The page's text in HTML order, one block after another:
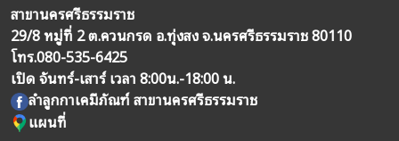
สาขานครศรีธรรมราช
29/8 หมู่ที่ 2 ต.ควนกรด อ.ทุ่งสง จ.นครศรีธรรมราช 80110
โทร.080-535-6425
เปิด จันทร์-เสาร์ เวลา 8:00น.-18:00 น.
ลำลูกกาเคมีภัณฑ์ สาขานครศรีธรรมราช
แผนที่